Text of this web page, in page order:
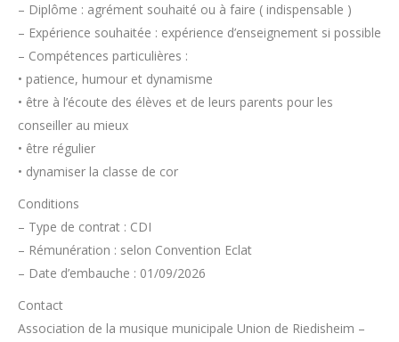
– Diplôme : agrément souhaité ou à faire ( indispensable )
– Expérience souhaitée : expérience d’enseignement si possible
– Compétences particulières :
• patience, humour et dynamisme
• être à l’écoute des élèves et de leurs parents pour les
conseiller au mieux
• être régulier
• dynamiser la classe de cor
Conditions
– Type de contrat : CDI
– Rémunération : selon Convention Eclat
– Date d’embauche : 01/09/2026
Contact
Association de la musique municipale Union de Riedisheim –